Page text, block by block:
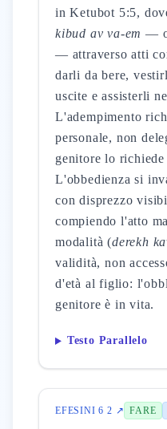
in Ketubot 5:5,
kibud av va-em —
— attraverso atti
darli da bere,
uscite e assisterli
L'adempimento
personale, non
genitore lo
L'obbedienza si
con disprezzo
compiendo l'atto
modalità (derekh
validità, non
d'età al figlio:
genitore è in vita.
Testo Parallelo
EFESINI 6 2 ↗ FARE